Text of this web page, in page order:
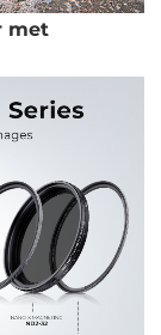
met